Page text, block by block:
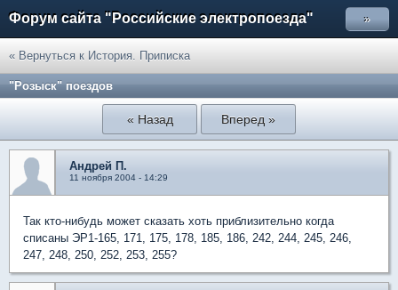
Форум сайта "Российские электропоезда" »
« Вернуться к История. Приписка
"Розыск" поездов
« Назад Вперед »
Андрей П.
11 ноября 2004 - 14:29
Так кто-нибудь может сказать хоть приблизительно когда
списаны ЭР1-165, 171, 175, 178, 185, 186, 242, 244, 245, 246,
247, 248, 250, 252, 253, 255?